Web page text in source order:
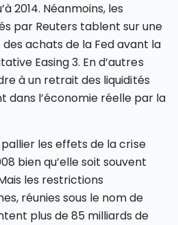
2014. Néanmoins, les
par Reuters tablent sur une
achats de la Fed avant la
Easing 3. En d’autres
à un retrait des liquidités
dans l’économie réelle par la
les effets de la crise
bien qu’elle soit souvent
les restrictions
réunies sous le nom de
plus de 85 milliards de